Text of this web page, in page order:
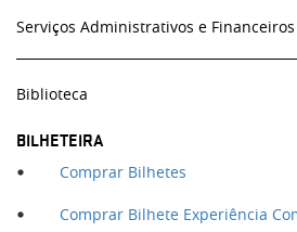
Serviços Administrativos e Financeiros
9h30 às 12h30 / 14h00 às 18h00.
Encerra ao público aos fins de semana
Biblioteca
Segunda a Sexta
10h00 às 12h30 / 14h30 às 18h00.
Encerra ao público aos fins de semana
BILHETEIRA
Comprar Bilhetes
Comprar Bilhete Experiência